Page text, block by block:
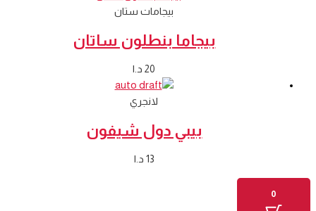
بيجامات ستان
بيجاما بنطلون ساتان
20 د.ا
لانجري
بيبي دول شيفون
13 د.ا
0